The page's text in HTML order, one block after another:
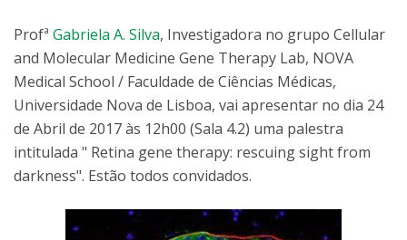
Profª Gabriela A. Silva, Investigadora no grupo Cellular
and Molecular Medicine Gene Therapy Lab, NOVA
Medical School / Faculdade de Ciências Médicas,
Universidade Nova de Lisboa, vai apresentar no dia 24
de Abril de 2017 às 12h00 (Sala 4.2) uma palestra
intitulada " Retina gene therapy: rescuing sight from
darkness". Estão todos convidados.